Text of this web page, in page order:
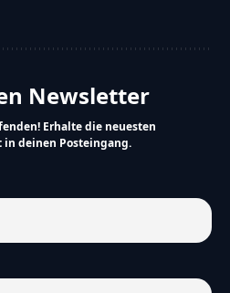
Newsletter
Erhalte die neuesten
deinen Posteingang.